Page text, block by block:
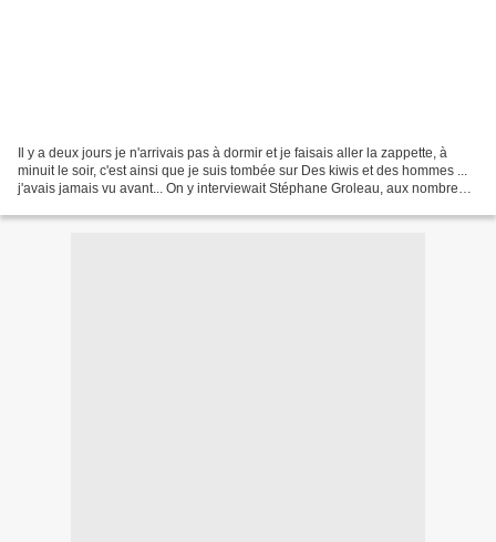
Il y a deux jours je n'arrivais pas à dormir et je faisais aller la zappette, à
minuit le soir, c'est ainsi que je suis tombée sur Des kiwis et des hommes ...
j'avais jamais vu avant... On y interviewait Stéphane Groleau, aux nombreux